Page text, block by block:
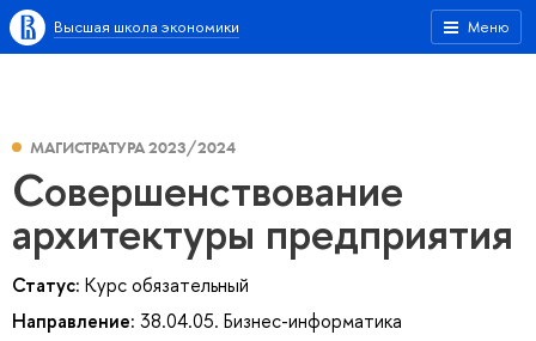
Меню
Высшая школа экономики
МАГИСТРАТУРА 2023/2024
Совершенствование
архитектуры предприятия
Статус: Курс обязательный
Направление: 38.04.05. Бизнес-информатика